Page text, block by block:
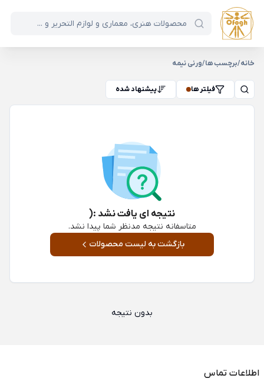
خانه/برچسب ها/ورنی نیمه
فیلتر ها پیشنهاد شده
نتیجه ای یافت نشد :(
متاسفانه نتیجه مدنظر شما پیدا نشد.
بازگشت به لیست محصولات
بدون نتیجه
اطلاعات تماس